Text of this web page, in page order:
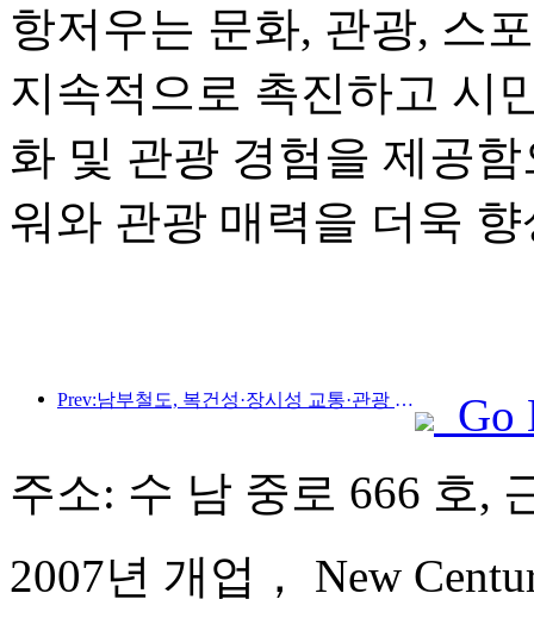
항저우는 문화, 관광, 스
지속적으로 촉진하고 시
화 및 관광 경험을 제공
워와 관광 매력을 더욱
Prev:남부철도, 복건성·장시성 교통·관광 통합개발 촉진 위해 신규 승차권 11종 출시
Go
주소: 수 남 중로 666 호,
2007년 개업， New